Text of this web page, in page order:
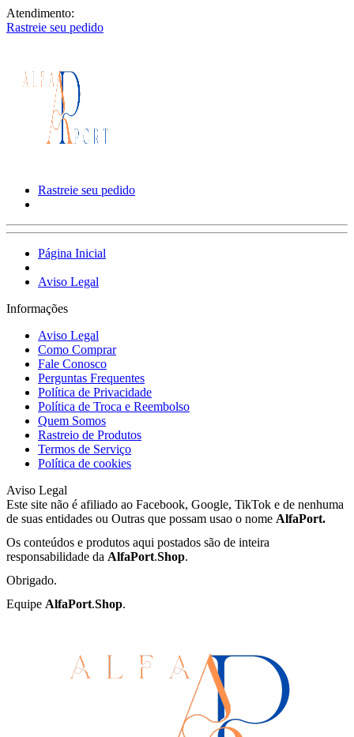
Atendimento:
Rastreie seu pedido
Rastreie seu pedido
Página Inicial
Aviso Legal
Informações
Aviso Legal
Como Comprar
Fale Conosco
Perguntas Frequentes
Política de Privacidade
Política de Troca e Reembolso
Quem Somos
Rastreio de Produtos
Termos de Serviço
Política de cookies
Aviso Legal
Este site não é afiliado ao Facebook, Google, TikTok e de nenhuma
de suas entidades ou Outras que possam usao o nome AlfaPort.
Os conteúdos e produtos aqui postados são de inteira
responsabilidade da AlfaPort.Shop.
Obrigado.
Equipe AlfaPort.Shop.